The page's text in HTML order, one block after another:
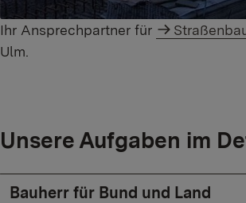
Ihr Ansprechpartner für
Ulm.
Unsere Aufgaben im
Bauherr für Bund und Land